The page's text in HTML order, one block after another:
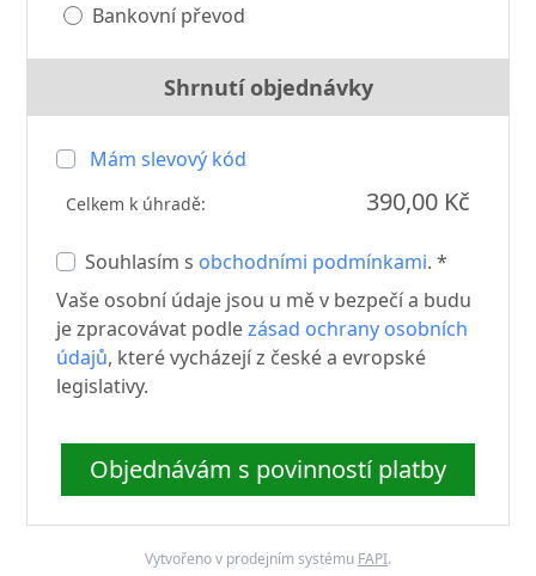
Bankovní převod
Shrnutí objednávky
Mám slevový kód
Celkem k úhradě: 390,00 Kč
Souhlasím s obchodními podmínkami. *
Vaše osobní údaje jsou u mě v bezpečí a budu
je zpracovávat podlezásad ochrany osobních
údajů, které vycházejí z české a evropské
legislativy.
Objednávám s povinností platby
Vytvořeno v prodejním systému FAPI.